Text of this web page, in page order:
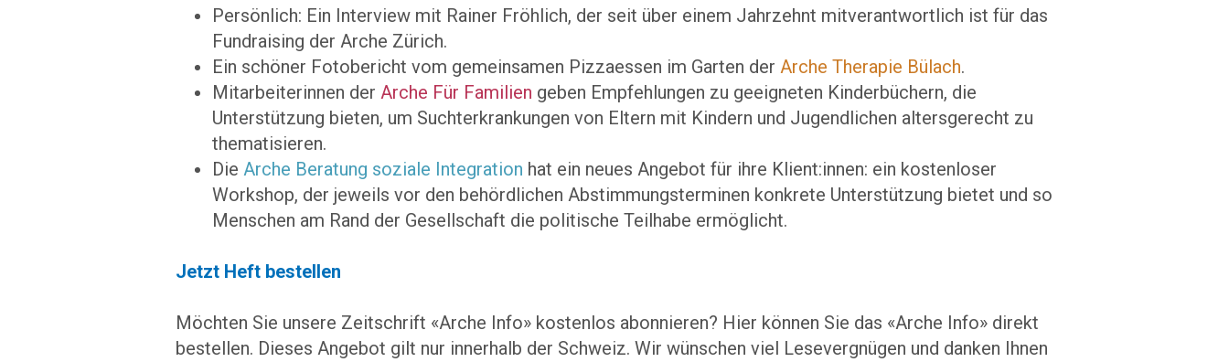
Persönlich: Ein Interview mit Rainer Fröhlich, der seit über einem Jahrzehnt mitverantwortlich ist für das
Fundraising der Arche Zürich.
Ein schöner Fotobericht vom gemeinsamen Pizzaessen im Garten der Arche Therapie Bülach.
Mitarbeiterinnen der Arche Für Familien geben Empfehlungen zu geeigneten Kinderbüchern, die
Unterstützung bieten, um Suchterkrankungen von Eltern mit Kindern und Jugendlichen altersgerecht zu
thematisieren.
Die Arche Beratung soziale Integration hat ein neues Angebot für ihre Klient:innen: ein kostenloser
Workshop, der jeweils vor den behördlichen Abstimmungsterminen konkrete Unterstützung bietet und so
Menschen am Rand der Gesellschaft die politische Teilhabe ermöglicht.
Jetzt Heft bestellen
Möchten Sie unsere Zeitschrift «Arche Info» kostenlos abonnieren? Hier können Sie das «Arche Info» direkt
bestellen. Dieses Angebot gilt nur innerhalb der Schweiz. Wir wünschen viel Lesevergnügen und danken Ihnen